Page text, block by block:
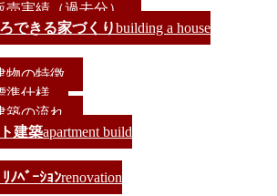
売実績（過去分）
できる家づくりbuilding a house
物の特徴
準仕様
築の流れ
建築apartment build
ﾉﾍﾞｰｼｮﾝrenovation